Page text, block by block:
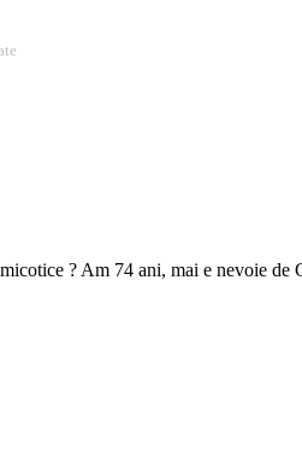
? Am 74 ani, mai e nevoie